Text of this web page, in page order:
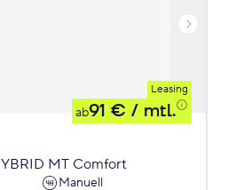
Leasing
ab91 € / mtl.
MT Comfort
Manuell